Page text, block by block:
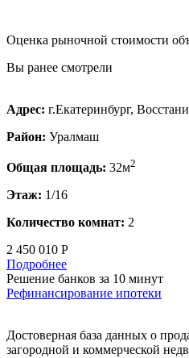
Оценка рыночной стоимости
Вы ранее смотрели
Адрес: г.Екатеринбург,
Район: Уралмаш
Общая площадь: 32м2
Этаж: 1/16
Количество комнат: 2
2 450 010 Р
Подробнее
Решение банков за 10 минут
Рефинансирование ипотеки
Достоверная база данных о
загородной и коммерческой